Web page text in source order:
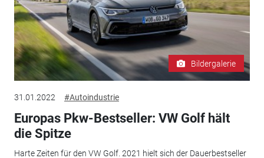
Bildergalerie
31.01.2022 #Autoindustrie
Europas Pkw-Bestseller: VW Golf hält
die Spitze
Harte Zeiten für den VW Golf. 2021 hielt sich der Dauerbestseller